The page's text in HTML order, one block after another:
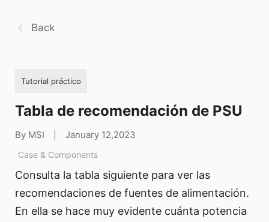
Back
Tutorial práctico
Tabla de recomendación de PSU
By MSI January 12,2023
Case & Components
Consulta la tabla siguiente para ver las
recomendaciones de fuentes de alimentación.
En ella se hace muy evidente cuánta potencia